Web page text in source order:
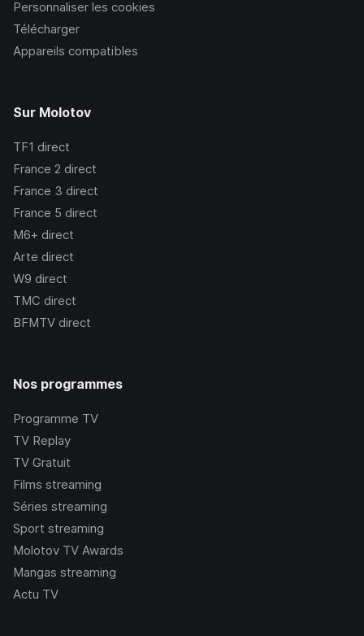
Personnaliser les cookies
Télécharger
Appareils compatibles
Sur Molotov
TF1 direct
France 2 direct
France 3 direct
France 5 direct
M6+ direct
Arte direct
W9 direct
TMC direct
BFMTV direct
Nos programmes
Programme TV
TV Replay
TV Gratuit
Films streaming
Séries streaming
Sport streaming
Molotov TV Awards
Mangas streaming
Actu TV